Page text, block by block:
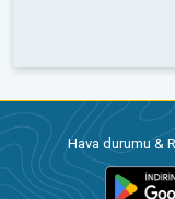
Hava durumu &